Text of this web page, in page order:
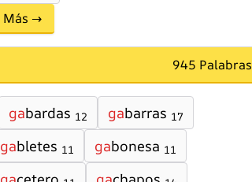
Más →
945 Palabras
gabardas 12 gabarras 17
gabletes 11 gabonesa 11